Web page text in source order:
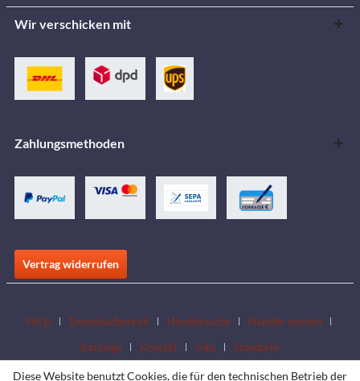
Wir verschicken mit
Zahlungsmethoden
Vertrag widerrufen
FAQs Downloadbereich Händlersuche
Händler werden
Kataloge
Kontakt Jobs Standorte
Diese Website benutzt Cookies, die für den technischen Betrieb der